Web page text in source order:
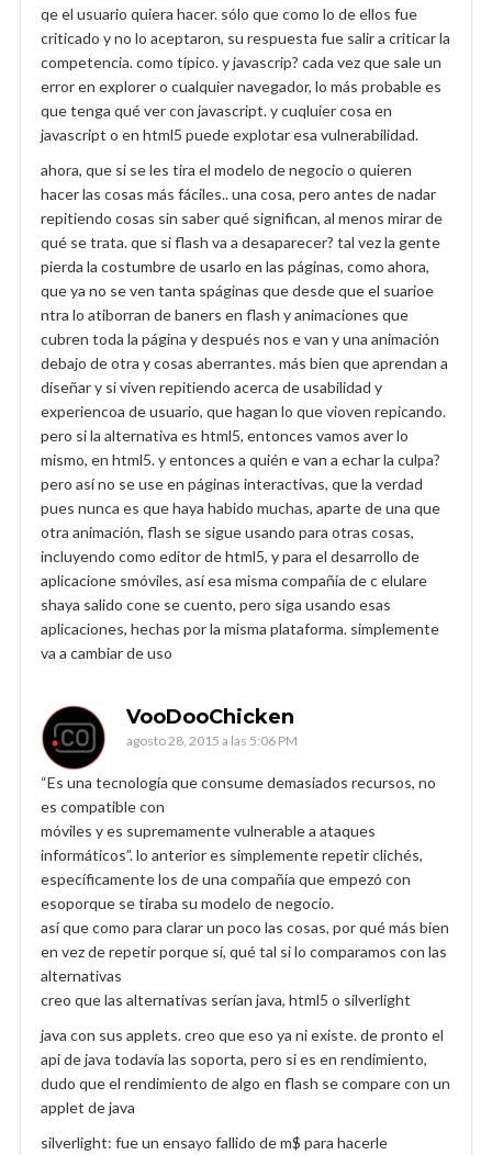
qe el usuario quiera hacer. sólo que como lo de ellos fue
criticado y no lo aceptaron, su respuesta fue salir a criticar la
competencia. como típico. y javascrip? cada vez que sale un
error en explorer o cualquier navegador, lo más probable es
que tenga qué ver con javascript. y cuqluier cosa en
javascript o en html5 puede explotar esa vulnerabilidad.
ahora, que si se les tira el modelo de negocio o quieren
hacer las cosas más fáciles.. una cosa, pero antes de nadar
repitiendo cosas sin saber qué significan, al menos mirar de
qué se trata. que si flash va a desaparecer? tal vez la gente
pierda la costumbre de usarlo en las páginas, como ahora,
que ya no se ven tanta spáginas que desde que el suarioe
ntra lo atiborran de baners en flash y animaciones que
cubren toda la página y después nos e van y una animación
debajo de otra y cosas aberrantes. más bien que aprendan a
diseñar y si viven repitiendo acerca de usabilidad y
experiencoa de usuario, que hagan lo que vioven repicando.
pero si la alternativa es html5, entonces vamos aver lo
mismo, en html5. y entonces a quién e van a echar la culpa?
pero así no se use en páginas interactivas, que la verdad
pues nunca es que haya habido muchas, aparte de una que
otra animación, flash se sigue usando para otras cosas,
incluyendo como editor de html5, y para el desarrollo de
aplicacione smóviles, así esa misma compañía de c elulare
shaya salido cone se cuento, pero siga usando esas
aplicaciones, hechas por la misma plataforma. simplemente
va a cambiar de uso
VooDooChicken
agosto 28, 2015 a las 5:06 PM
“Es una tecnología que consume demasiados recursos, no
es compatible con
móviles y es supremamente vulnerable a ataques
informáticos”. lo anterior es simplemente repetir clichés,
específicamente los de una compañía que empezó con
esoporque se tiraba su modelo de negocio.
así que como para clarar un poco las cosas, por qué más bien
en vez de repetir porque sí, qué tal si lo comparamos con las
alternativas
creo que las alternativas serían java, html5 o silverlight
java con sus applets. creo que eso ya ni existe. de pronto el
api de java todavía las soporta, pero si es en rendimiento,
dudo que el rendimiento de algo en flash se compare con un
applet de java
silverlight: fue un ensayo fallido de m$ para hacerle